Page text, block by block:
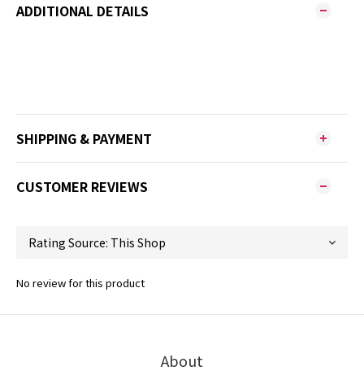
ADDITIONAL DETAILS
SHIPPING & PAYMENT
CUSTOMER REVIEWS
No review for this product
About